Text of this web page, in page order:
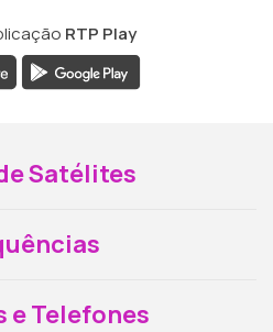
RTP Play
Satélites
e Telefones